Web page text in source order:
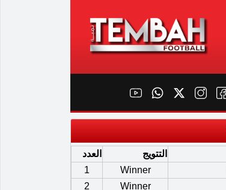
التتويج
العدد
Winner
1
Winner
2